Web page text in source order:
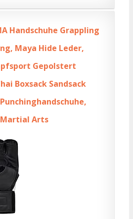
Handschuhe Grappling
Maya Hide Leder,
Gepolstert
Boxsack Sandsack
Arts